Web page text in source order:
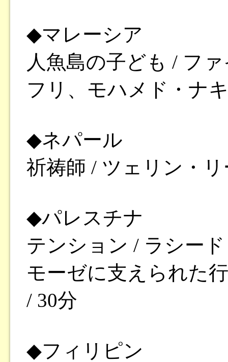
◆マレーシア
人魚島の子ども / フ
フリ、モハメド・ナ
◆ネパール
祈祷師 / ツェリン・
◆パレスチナ
テンション / ラシー
モーゼに支えられた
/ 30分
◆フィリピン